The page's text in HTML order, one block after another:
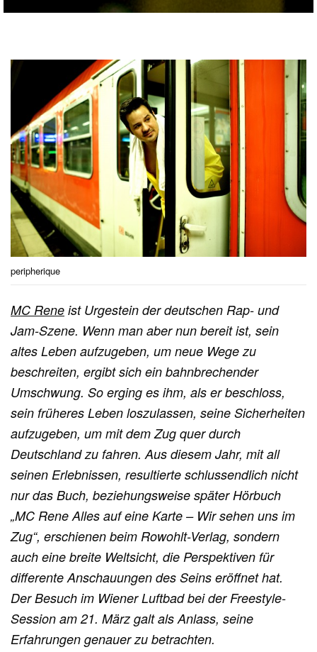
peripherique
MC Rene ist Urgestein der deutschen Rap- und
Jam-Szene. Wenn man aber nun bereit ist, sein
altes Leben aufzugeben, um neue Wege zu
beschreiten, ergibt sich ein bahnbrechender
Umschwung. So erging es ihm, als er beschloss,
sein früheres Leben loszulassen, seine Sicherheiten
aufzugeben, um mit dem Zug quer durch
Deutschland zu fahren. Aus diesem Jahr, mit all
seinen Erlebnissen, resultierte schlussendlich nicht
nur das Buch, beziehungsweise später Hörbuch
„MC Rene Alles auf eine Karte – Wir sehen uns im
Zug“, erschienen beim Rowohlt-Verlag, sondern
auch eine breite Weltsicht, die Perspektiven für
differente Anschauungen des Seins eröffnet hat.
Der Besuch im Wiener Luftbad bei der Freestyle-
Session am 21. März galt als Anlass, seine
Erfahrungen genauer zu betrachten.